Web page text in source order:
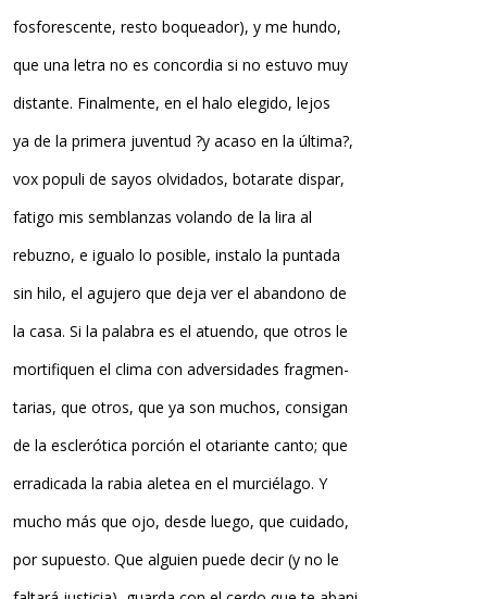
fosforescente, resto boqueador), y me hundo,
que una letra no es concordia si no estuvo muy
distante. Finalmente, en el halo elegido, lejos
ya de la primera juventud ?y acaso en la última?,
vox populi de sayos olvidados, botarate dispar,
fatigo mis semblanzas volando de la lira al
rebuzno, e igualo lo posible, instalo la puntada
sin hilo, el agujero que deja ver el abandono de
la casa. Si la palabra es el atuendo, que otros le
mortifiquen el clima con adversidades fragmen-
tarias, que otros, que ya son muchos, consigan
de la esclerótica porción el otariante canto; que
erradicada la rabia aletea en el murciélago. Y
mucho más que ojo, desde luego, que cuidado,
por supuesto. Que alguien puede decir (y no le